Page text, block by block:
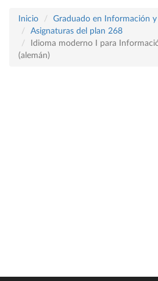
Inicio
Graduado en Información
Asignaturas del plan 268
Idioma moderno I para
(alemán)